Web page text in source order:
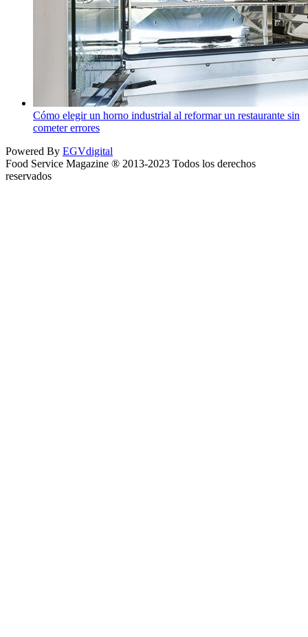
Cómo elegir un horno industrial al reformar un restaurante sin
cometer errores
Powered By EGVdigital
Food Service Magazine ® 2013-2023 Todos los derechos
reservados